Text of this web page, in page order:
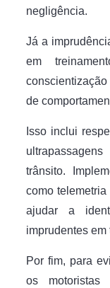
negligência.
Já a
em
de
Isso inclui
trânsito.
como
ajudar a
imprudentes em
Por fim, para
os motoristas